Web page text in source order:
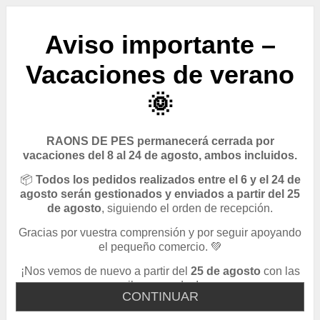
CONTINUAR
Aviso importante –
Vacaciones de verano
🌞
RAONS DE PES permanecerá cerrada por
vacaciones del 8 al 24 de agosto, ambos incluidos.
📦 Todos los pedidos realizados entre el 6 y el 24 de
agosto serán gestionados y enviados a partir del 25
de agosto, siguiendo el orden de recepción.
Gracias por vuestra comprensión y por seguir apoyando
el pequeño comercio. 💚
¡Nos vemos de nuevo a partir del 25 de agosto con las
pilas cargadas!